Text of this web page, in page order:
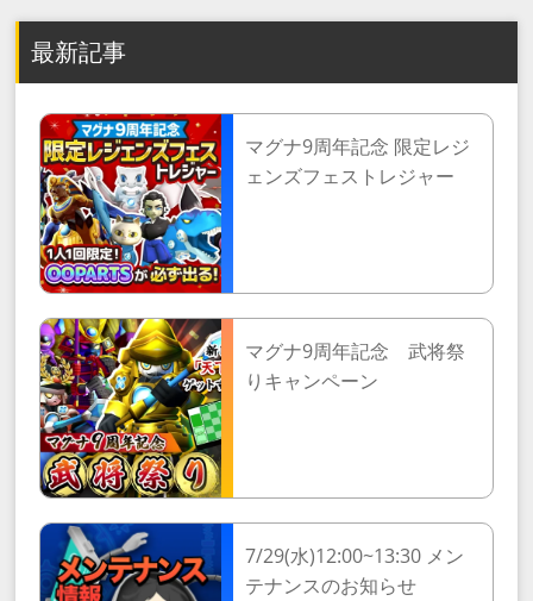
最新記事
マグナ9周年記念 限定レジ
ェンズフェストレジャー
マグナ9周年記念 武将祭
りキャンペーン
7/29(水)12:00~13:30 メン
テナンスのお知らせ